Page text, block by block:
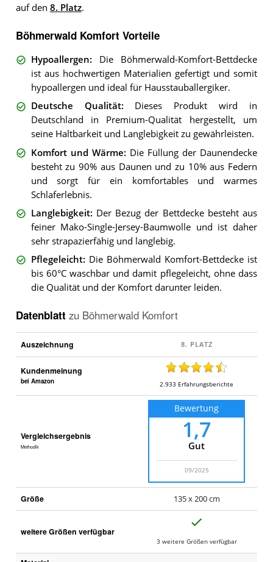
auf den 8. Platz.
Böhmerwald Komfort Vorteile
Hypoallergen: Die Böhmerwald-Komfort-Bettdecke
ist aus hochwertigen Materialien gefertigt und somit
hypoallergen und ideal für Hausstauballergiker.
Deutsche Qualität: Dieses Produkt wird in
Deutschland in Premium-Qualität hergestellt, um
seine Haltbarkeit und Langlebigkeit zu gewährleisten.
Komfort und Wärme: Die Füllung der Daunendecke
besteht zu 90% aus Daunen und zu 10% aus Federn
und sorgt für ein komfortables und warmes
Schlaferlebnis.
Langlebigkeit: Der Bezug der Bettdecke besteht aus
feiner Mako-Single-Jersey-Baumwolle und ist daher
sehr strapazierfähig und langlebig.
Pflegeleicht: Die Böhmerwald Komfort-Bettdecke ist
bis 60°C waschbar und damit pflegeleicht, ohne dass
die Qualität und der Komfort darunter leiden.
Datenblatt zu Böhmerwald Komfort
Auszeichnung
Kundenmeinung
bei Amazon 2.933 Erfahrungsberichte
Vergleichsergebnis
Methodik
Bewertung
1,7
Gut
09/2025
Größe 135 x 200 cm
weitere Größen verfügbar
3 weitere Größen verfügbar